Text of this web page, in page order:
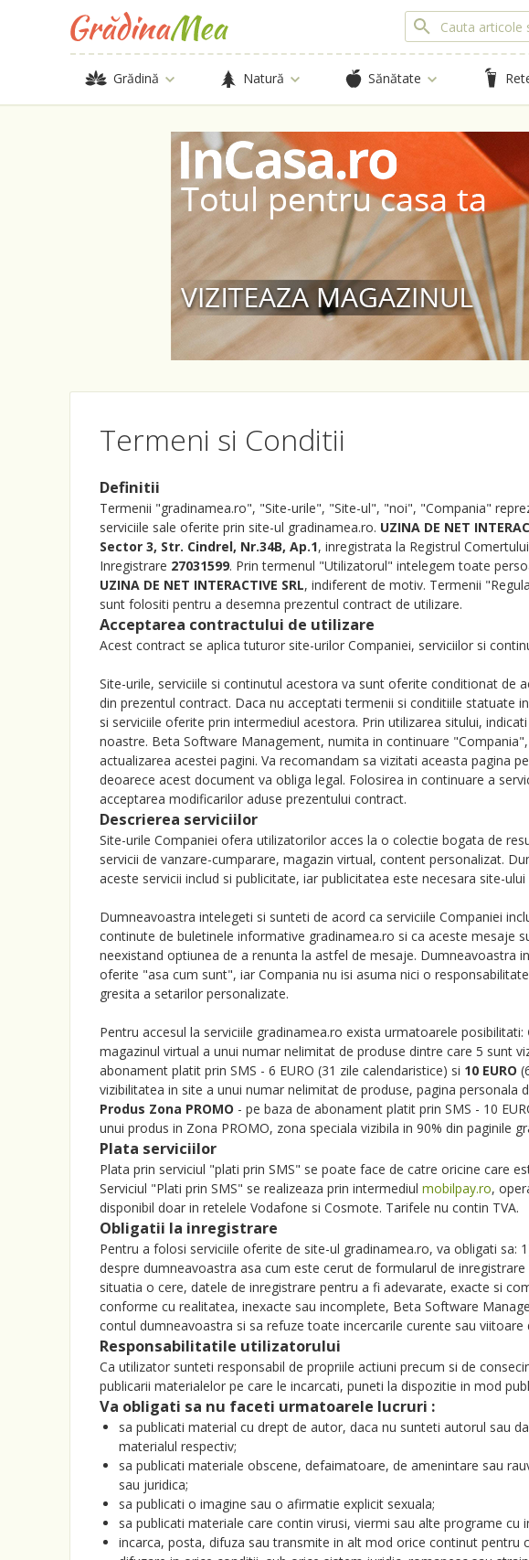
Grădină Natură Sănătate
Termeni si Conditii
Definitii
Termenii "gradinamea.ro", "Site-urile", "Site-ul", "noi", "Compania"
serviciile sale oferite prin site-ul gradinamea.ro. UZINA DE NET
Sector 3, Str. Cindrel, Nr.34B, Ap.1, inregistrata la Registrul
Inregistrare 27031599. Prin termenul "Utilizatorul" intelegem toate
UZINA DE NET INTERACTIVE SRL, indiferent de motiv. Termenii
sunt folositi pentru a desemna prezentul contract de utilizare.
Acceptarea contractului de utilizare
Acest contract se aplica tuturor site-urilor Companiei, serviciilor si
Site-urile, serviciile si continutul acestora va sunt oferite conditionat de
din prezentul contract. Daca nu acceptati termenii si conditiile statuate
si serviciile oferite prin intermediul acestora. Prin utilizarea sitului,
noastre. Beta Software Management, numita in continuare
actualizarea acestei pagini. Va recomandam sa vizitati aceasta pagina
deoarece acest document va obliga legal. Folosirea in continuare a
acceptarea modificarilor aduse prezentului contract.
Descrierea serviciilor
Site-urile Companiei ofera utilizatorilor acces la o colectie bogata de
servicii de vanzare-cumparare, magazin virtual, content personalizat.
aceste servicii includ si publicitate, iar publicitatea este necesara site-
Dumneavoastra intelegeti si sunteti de acord ca serviciile Companiei
continute de buletinele informative gradinamea.ro si ca aceste mesaje
neexistand optiunea de a renunta la astfel de mesaje. Dumneavoastra
oferite "asa cum sunt", iar Compania nu isi asuma nici o
gresita a setarilor personalizate.
Pentru accesul la serviciile gradinamea.ro exista urmatoarele posibilitati:
magazinul virtual a unui numar nelimitat de produse dintre care 5 sunt
abonament platit prin SMS - 6 EURO (31 zile calendaristice) si 10 EURO
vizibilitatea in site a unui numar nelimitat de produse, pagina personala
Produs Zona PROMO - pe baza de abonament platit prin SMS - 10
unui produs in Zona PROMO, zona speciala vizibila in 90% din paginile
Plata serviciilor
Plata prin serviciul "plati prin SMS" se poate face de catre oricine care
Serviciul "Plati prin SMS" se realizeaza prin intermediul mobilpay.ro,
disponibil doar in retelele Vodafone si Cosmote. Tarifele nu contin TVA.
Obligatii la inregistrare
Pentru a folosi serviciile oferite de site-ul gradinamea.ro, va obligati sa:
despre dumneavoastra asa cum este cerut de formularul de
situatia o cere, datele de inregistrare pentru a fi adevarate, exacte si
conforme cu realitatea, inexacte sau incomplete, Beta Software
contul dumneavoastra si sa refuze toate incercarile curente sau
Responsabilitatile utilizatorului
Ca utilizator sunteti responsabil de propriile actiuni precum si de
publicarii materialelor pe care le incarcati, puneti la dispozitie in mod
Va obligati sa nu faceti urmatoarele lucruri :
sa publicati material cu drept de autor, daca nu sunteti autorul sau
materialul respectiv;
sa publicati materiale obscene, defaimatoare, de amenintare sau
sau juridica;
sa publicati o imagine sau o afirmatie explicit sexuala;
sa publicati materiale care contin virusi, viermi sau alte programe
incarca, posta, difuza sau transmite in alt mod orice continut pentru